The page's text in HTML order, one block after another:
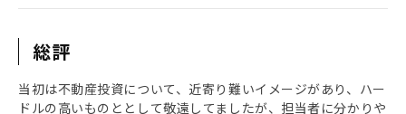
総評
当初は不動産投資について、近寄り難いイメージがあり、ハー
ドルの高いものととして敬遠してましたが、担当者に分かりや